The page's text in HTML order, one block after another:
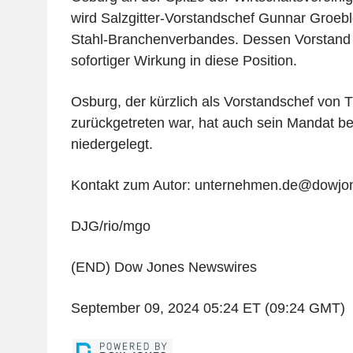
wird Salzgitter-Vorstandschef Gunnar
Stahl-Branchenverbandes. Dessen
sofortiger Wirkung in diese Position.
Osburg, der kürzlich als Vorstandschef von
zurückgetreten war, hat auch sein Mandat
niedergelegt.
Kontakt zum Autor:
DJG/rio/mgo
(END) Dow Jones Newswires
September 09, 2024 05:24 ET (09:24 GMT)